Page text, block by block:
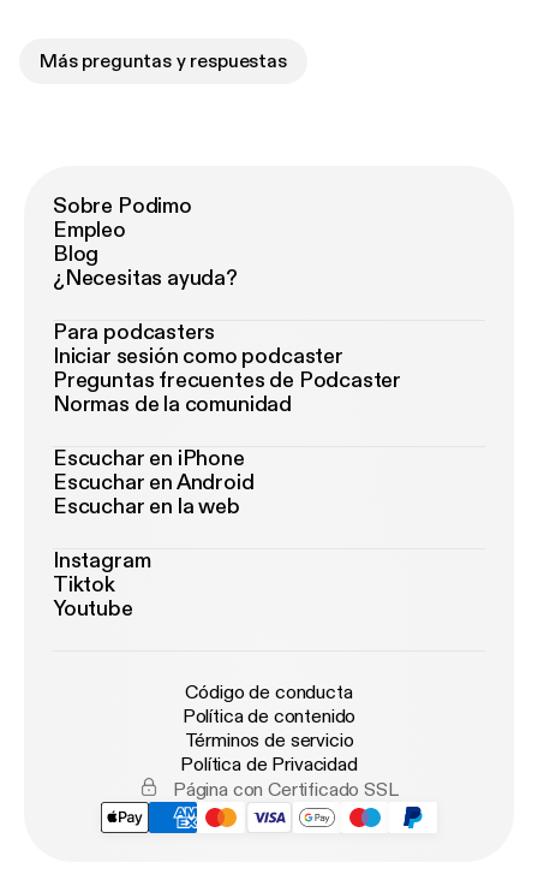
Más preguntas y respuestas
Sobre Podimo
Empleo
Blog
¿Necesitas ayuda?
Para podcasters
Iniciar sesión como podcaster
Preguntas frecuentes de Podcaster
Normas de la comunidad
Escuchar en iPhone
Escuchar en Android
Escuchar en la web
Instagram
Tiktok
Youtube
Código de conducta
Política de contenido
Términos de servicio
Política de Privacidad
Página con Certificado SSL